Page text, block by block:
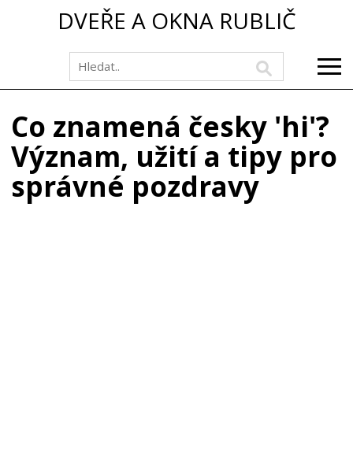
DVEŘE A OKNA RUBLIČ
Co znamená česky 'hi'?
Význam, užití a tipy pro
správné pozdravy